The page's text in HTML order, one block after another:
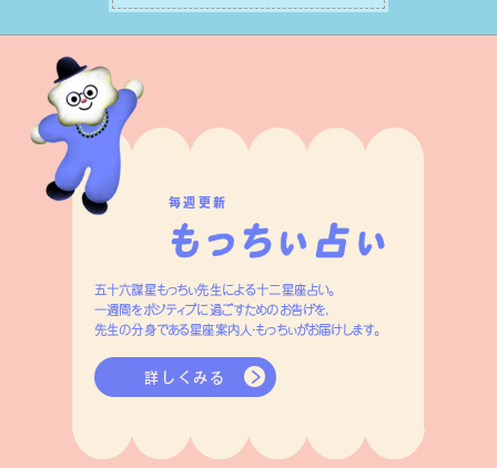
はずです。
毎週更新
五十六謀星もっちぃ先生による十二星座占い。
一週間をポジティブに過ごすためのお告げを、
先生の分身である星座案内人・もっちぃがお届けします。
詳しくみる